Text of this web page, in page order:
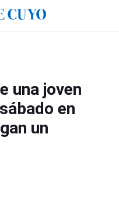
una joven
en
un